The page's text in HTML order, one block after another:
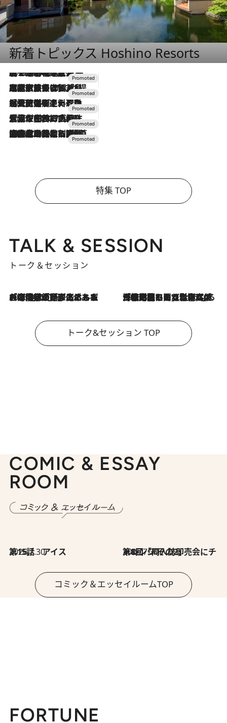
新着トピックス Hoshino Resorts
2026.8.7
【トンボの足水浴】ヒノキの香りに包まれて涼感マックス！約13℃の湧水かけ流しを避暑地「星野温泉 トンボの湯」で体験
2026.7.31
【ホテル帰省】という選択肢をOMOが提案。家族とほどよい距離を保つには「昼は実家、夜は気兼ねなくホテルで！」
2026.7.24
【夏限定ディナーコース】旬を迎える稚鮎や花ズッキーニなどをイタリア・トスカーナの郷土料理の手法で満喫！
2026.7.17
「土佐和ハーブかき氷」がOMO7高知に登場！生姜、山椒、大葉など目にも舌にも涼を呼ぶ郷土の味
2026.7.10
NEW OPEN！【界 草津】名湯の地に誕生。趣の異なる2種の温泉と上州ならではの会席・蕎麦割烹など美食を味わう究極の癒やし旅
特集 TOP
TALK & SESSION
トーク＆セッション
2026.8.3
「今後値上げがあるとすれば…」「リスクがあるのは今年の冬」エネルギー専門家が語る、ホルムズ海峡封鎖が家庭にもたらす“ある心配” 2026.8.3
「住宅建てられない…」「サーチャージ料の高値が続いている」ホルムズ海峡封鎖による影響はいつまで続く？《エネルギー専門家に聞く“どうなる日本の暮らし”》
トーク&セッション TOP
COMIC & ESSAY
ROOM
2026.7.30
第15話 アイス 2026.7.30
第8回「同人誌即売会にチャレンジ その2」
コミック＆エッセイルームTOP
FORTUNE